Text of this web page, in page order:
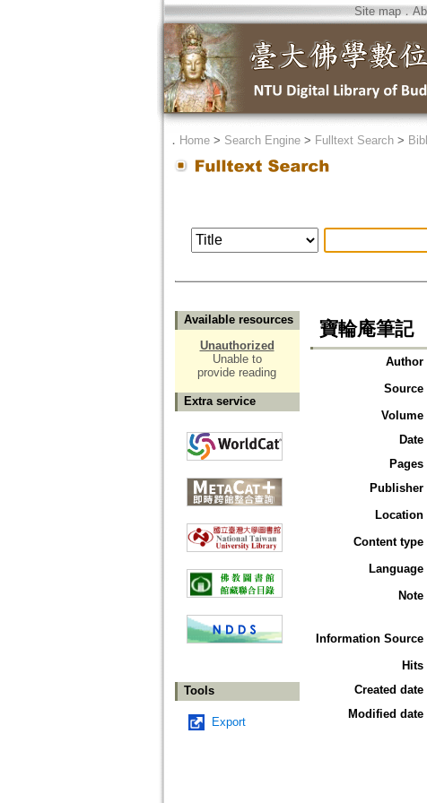
Site map．
． Home> Search Engine> Fulltext Search>
Available resources
Unauthorized
Unable to
provide reading
Extra service
Tools
Export
寶輪庵筆記
Author
Source
Volume
Date
Pages
Publisher
Location
Content type
Language
Note
Information Source
Hits
Created date
Modified date